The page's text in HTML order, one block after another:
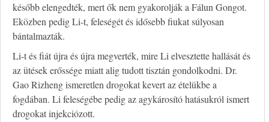
később elengedték, mert ők nem gyakorolják a Fálun Gongot.
Eközben pedig Li-t, feleségét és idősebb fiukat súlyosan
bántalmazták.
Li-t és fiát újra és újra megverték, mire Li elvesztette hallását és
az ütések erőssége miatt alig tudott tisztán gondolkodni. Dr.
Gao Rizheng ismeretlen drogokat kevert az ételükbe a
fogdában. Li feleségébe pedig az agykárosító hatásukról ismert
drogokat injekciózott.